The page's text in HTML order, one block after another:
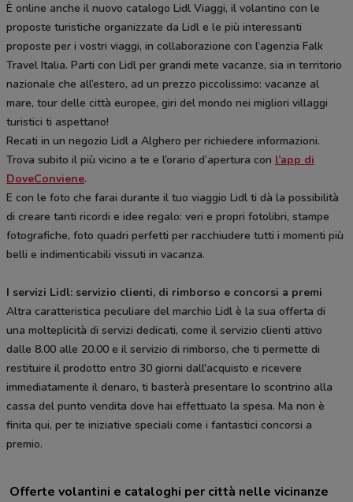
È online anche il nuovo catalogo Lidl Viaggi, il volantino con le
proposte turistiche organizzate da Lidl e le più interessanti
proposte per i vostri viaggi, in collaborazione con l’agenzia Falk
Travel Italia. Parti con Lidl per grandi mete vacanze, sia in territorio
nazionale che all’estero, ad un prezzo piccolissimo: vacanze al
mare, tour delle città europee, giri del mondo nei migliori villaggi
turistici ti aspettano!
Recati in un negozio Lidl a Alghero per richiedere informazioni.
Trova subito il più vicino a te e l’orario d’apertura con l’app di
DoveConviene.
E con le foto che farai durante il tuo viaggio Lidl ti dà la possibilità
di creare tanti ricordi e idee regalo: veri e propri fotolibri, stampe
fotografiche, foto quadri perfetti per racchiudere tutti i momenti più
belli e indimenticabili vissuti in vacanza.
I servizi Lidl: servizio clienti, di rimborso e concorsi a premi
Altra caratteristica peculiare del marchio Lidl è la sua offerta di
una molteplicità di servizi dedicati, come il servizio clienti attivo
dalle 8.00 alle 20.00 e il servizio di rimborso, che ti permette di
restituire il prodotto entro 30 giorni dall'acquisto e ricevere
immediatamente il denaro, ti basterà presentare lo scontrino alla
cassa del punto vendita dove hai effettuato la spesa. Ma non è
finita qui, per te iniziative speciali come i fantastici concorsi a
premio.
Offerte volantini e cataloghi per città nelle vicinanze